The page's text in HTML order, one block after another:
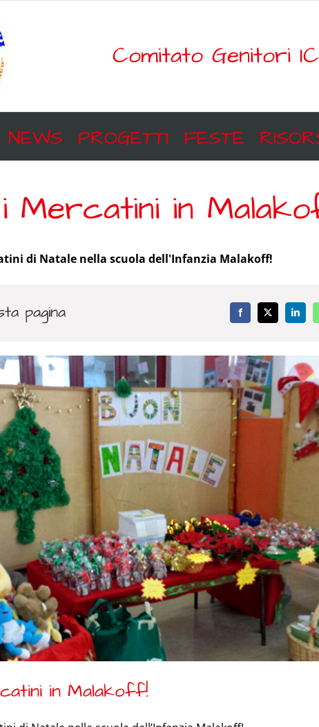
Comitato Genitori
NEWS PROGETTI FESTE
Mercatini in
di Natale nella scuola dell'Infanzia Malakoff!
pagina Facebook
X
in Malakoff!